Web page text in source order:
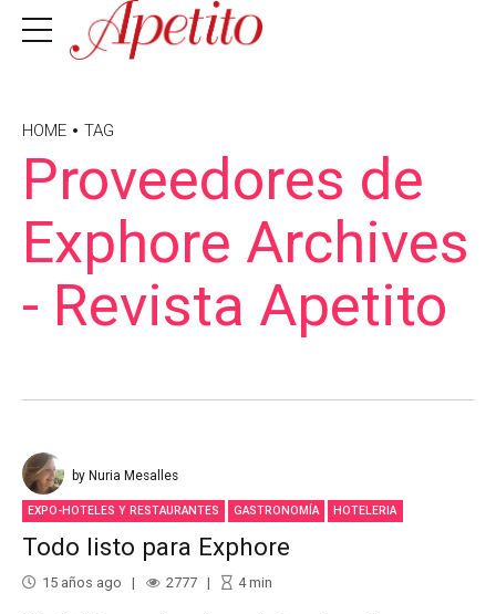
HOME TAG
Proveedores de
Exphore Archives
- Revista Apetito
by Nuria Mesalles
EXPO-HOTELES Y RESTAURANTES GASTRONOMÍA HOTELERIA
Todo listo para Exphore
15 años ago 2777 4min